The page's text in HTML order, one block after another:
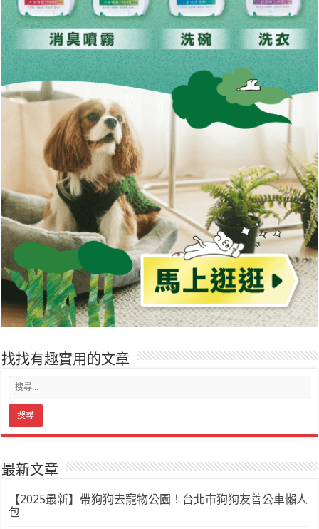
找找有趣實用的文章
最新文章
【2025最新】帶狗狗去寵物公園！台北市狗狗友善公車懶人
包